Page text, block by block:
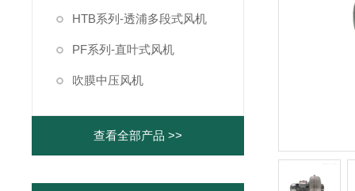
HTB系列-透浦多段式风机
PF系列-直叶式风机
吹膜中压风机
查看全部产品 >>